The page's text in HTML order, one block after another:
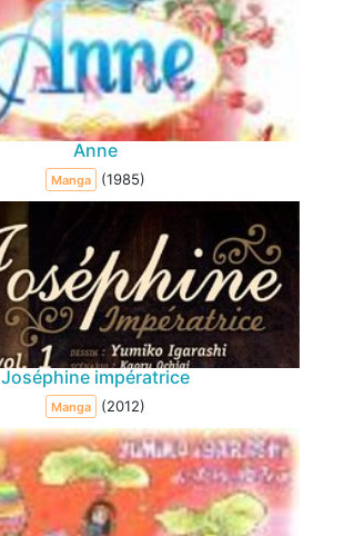
Anne
Manga (1985)
Joséphine impératrice
Manga (2012)